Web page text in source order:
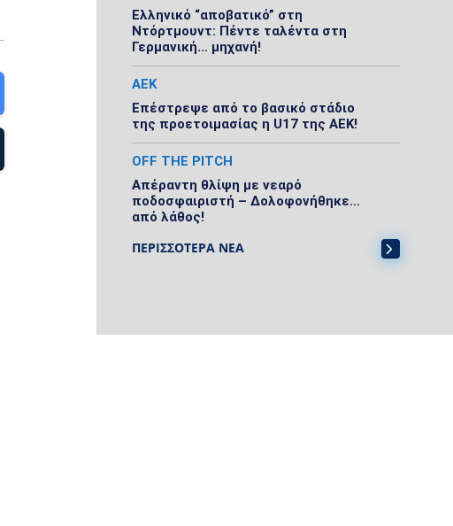
Ελληνικό “αποβατικό” στη
Ντόρτμουντ: Πέντε ταλέντα στη
Γερμανική… μηχανή!
ΑΕΚ
Επέστρεψε από το βασικό στάδιο
της προετοιμασίας η U17 της ΑΕΚ!
OFF THE PITCH
Απέραντη θλίψη με νεαρό
ποδοσφαιριστή – Δολοφονήθηκε…
από λάθος!
ΠΕΡΙΣΣΟΤΕΡΑ ΝΕΑ